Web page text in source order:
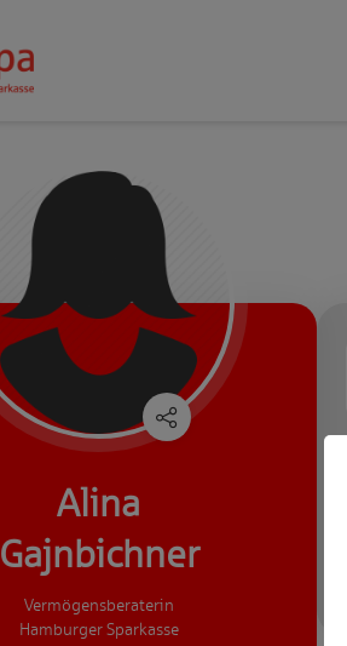
Alina
Gajnbichner
Vermögensberaterin
Hamburger Sparkasse